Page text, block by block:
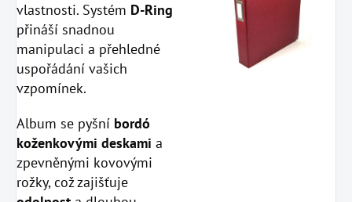
vlastnosti. Systém D-Ring
přináší snadnou
manipulaci a přehledné
uspořádání vašich
vzpomínek.
Album se pyšní bordó
koženkovými deskami a
zpevněnými kovovými
rožky, což zajišťuje